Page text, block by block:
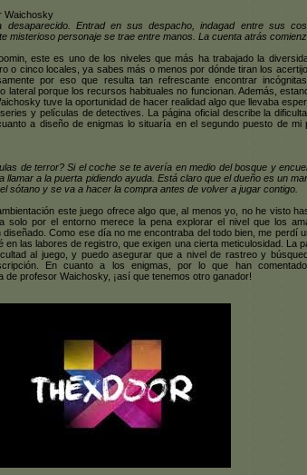
Waichosky
desaparecido. Entrad en sus despacho, indagad entre sus
misterioso personaje se trae entre manos. La cuenta atrás
este es uno de los niveles que más ha trabajado la
o cinco locales, ya sabes más o menos por dónde tiran los
por eso que resulta tan refrescante encontrar
lateral porque los recursos habituales no funcionan. Además,
tuve la oportunidad de hacer realidad algo que llevaba
y películas de detectives. La página oficial describe la
a diseño de enigmas lo situaría en el segundo puesto de mi
de terror? Si el coche se te avería en medio del bosque y
llamar a la puerta pidiendo ayuda. Está claro que el dueño es un
sótano y se va a hacer la compra antes de volver a jugar contigo.
este juego ofrece algo que, al menos yo, no he visto
solo por el entorno merece la pena explorar el nivel que los
Como ese día no me encontraba del todo bien, me perdí
en las labores de registro, que exigen una cierta meticulosidad. La
al juego, y puedo asegurar que a nivel de rastreo y
En cuanto a los enigmas, por lo que han
de profesor Waichosky, ¡así que tenemos otro ganador!